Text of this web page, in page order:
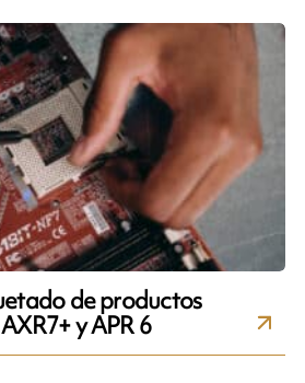
de productos
y APR 6